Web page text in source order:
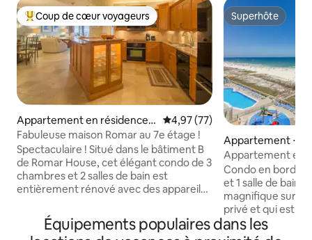
Coups de cœur voyageurs les plus appréciés
Coup de cœur voyageurs
Appartement en résidence ⋅
Orange Beach
Évaluation moyenne sur la
4,97 (77)
Fabuleuse maison Romar au 7e étage !
Spectaculaire ! Situé dans le bâtiment B
de Romar House, cet élégant condo de 3
chambres et 2 salles de bain est
entièrement rénové avec des appareils
goût. Avec une grande terrasse et un
intérieur spacieux, c'est l'endroit idéal
Superhôte
Superhôte
Appartement ⋅
h
Appartement en
jeux aquatiques
Condo en bord
et 1 salle de bain
magnifique sur le
privé et qui est
escapade ou
en famille. Les équipements du Phoenix
Équipements populaires dans les